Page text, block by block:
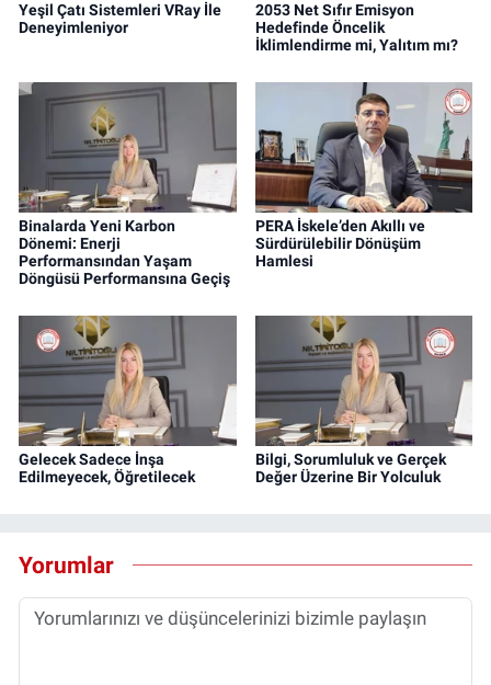
Yeşil Çatı Sistemleri VRay İle
Deneyimleniyor
2053 Net Sıfır Emisyon
Hedefinde Öncelik
İklimlendirme mi, Yalıtım mı?
Binalarda Yeni Karbon
Dönemi: Enerji
Performansından Yaşam
Döngüsü Performansına Geçiş
PERA İskele’den Akıllı ve
Sürdürülebilir Dönüşüm
Hamlesi
Gelecek Sadece İnşa
Edilmeyecek, Öğretilecek
Bilgi, Sorumluluk ve Gerçek
Değer Üzerine Bir Yolculuk
Yorumlar